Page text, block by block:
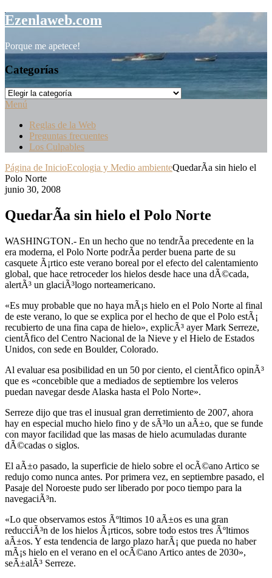
Saltar
al
Ezenlaweb.com
Porque me apetece!
Categorías
Categorías
Menú
Reglas de la Web
Preguntas frecuentes
Los Culpables
Página de InicioEcologia y Medio ambienteQuedarÃ­a sin hielo el
Polo Norte
junio 30, 2008
QuedarÃ­a sin hielo el Polo Norte
WASHINGTON.- En un hecho que no tendrÃ­a precedente en la
era moderna, el Polo Norte podrÃ­a perder buena parte de su
casquete Ã¡rtico este verano boreal por el efecto del calentamiento
global, que hace retroceder los hielos desde hace una dÃ©cada,
alertÃ³ un glaciÃ³logo norteamericano.
«Es muy probable que no haya mÃ¡s hielo en el Polo Norte al final
de este verano, lo que se explica por el hecho de que el Polo estÃ¡
recubierto de una fina capa de hielo», explicÃ³ ayer Mark Serreze,
cientÃ­fico del Centro Nacional de la Nieve y el Hielo de Estados
Unidos, con sede en Boulder, Colorado.
Al evaluar esa posibilidad en un 50 por ciento, el cientÃ­fico opinÃ³
que es «concebible que a mediados de septiembre los veleros
puedan navegar desde Alaska hasta el Polo Norte».
Serreze dijo que tras el inusual gran derretimiento de 2007, ahora
hay en especial mucho hielo fino y de sÃ³lo un aÃ±o, que se funde
con mayor facilidad que las masas de hielo acumuladas durante
dÃ©cadas o siglos.
El aÃ±o pasado, la superficie de hielo sobre el ocÃ©ano Artico se
redujo como nunca antes. Por primera vez, en septiembre pasado, el
Pasaje del Noroeste pudo ser liberado por poco tiempo para la
navegaciÃ³n.
«Lo que observamos estos Ãºltimos 10 aÃ±os es una gran
reducciÃ³n de los hielos Ã¡rticos, sobre todo estos tres Ãºltimos
aÃ±os. Y esta tendencia de largo plazo harÃ¡ que pueda no haber
mÃ¡s hielo en el verano en el ocÃ©ano Artico antes de 2030»,
seÃ±alÃ³ Serreze.